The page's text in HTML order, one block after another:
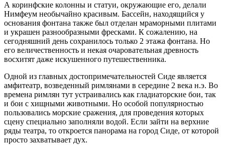
А коринфские колонны и статуи, окружающие его, делали
Нимфеум необычайно красивым. Бассейн, находящийся у
основания фонтана также был отделан мраморными плитами
и украшен разнообразными фресками. К сожалению, на
сегодняшний день сохранилось только 2 этажа фонтана. Но
его величественность и некая очаровательная древность
восхитят даже искушенного путешественника.
Одной из главных достопримечательностей Сиде является
амфитеатр, возведенный римлянами в середине 2 века н.э. Во
времена римлян тут устраивались как гладиаторские бои, так
и бои с хищными животными. Но особой популярностью
пользовались морские сражения, для проведения которых
сцену специально заполняли водой. Если зайти на верхние
ряды театра, то откроется панорама на город Сиде, от которой
просто захватывает дух.